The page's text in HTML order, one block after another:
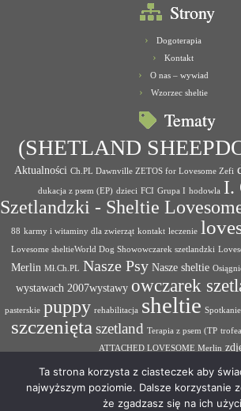
Strony
Dogoterapia
Kontakt
O nas – wywiad
Wzorzec sheltie
Tematy
(SHETLAND
Aktualności Ch.PL Dawnville ZETOS for Lovesome Zefi
dukacja z psem (EP) dzieci FCI Grupa I hodowla I.
Szetlandzki - Sheltie
88 karmy i witaminy dla zwierząt kontakt leczenie
Lovesome sheltieWorld Dog Showowczarek szetlandzki
Merlin Mł.Ch.PL Nasze Psy Nasze sheltie
wystawach 2007wystawy owczarek
pasterskie puppy rehabilitacja sheltie
szczenięta szetland Terapia z psem (TP trofea
ATTACHED LOVESOME Merlin
Ta strona korzysta z ciasteczek aby
najwyższym poziomie. Dalsze korzystanie
że zgadzasz się na ich